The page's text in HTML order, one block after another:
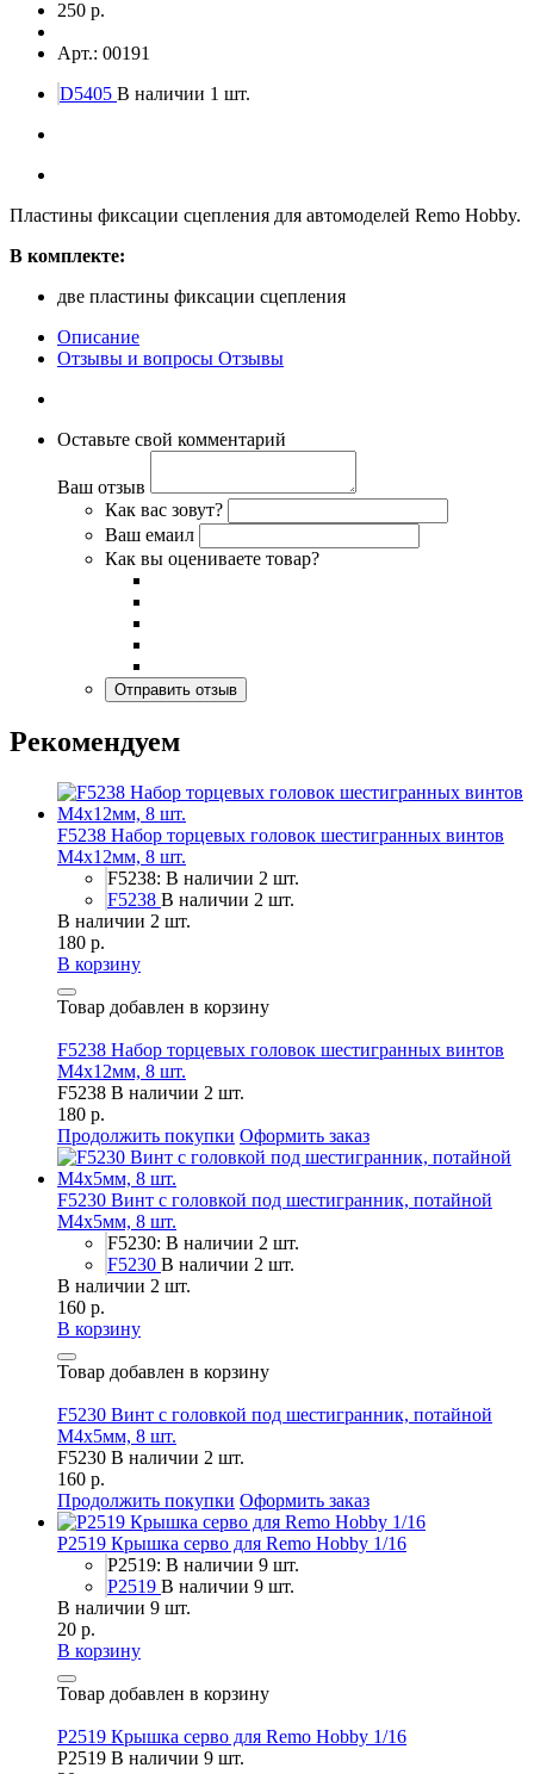
250 р.
Арт.: 00191
D5405 В наличии 1 шт.
Пластины фиксации сцепления для автомоделей Remo Hobby.
В комплекте:
две пластины фиксации сцепления
Описание
Отзывы и вопросы Отзывы
Оставьте свой комментарий
Ваш отзыв
Как вас зовут?
Ваш емаил
Как вы оцениваете товар?
Рекомендуем
F5238 Набор торцевых головок шестигранных винтов
M4x12мм, 8 шт.
F5238: В наличии 2 шт.
F5238 В наличии 2 шт.
В наличии 2 шт.
180 р.
В корзину
Товар добавлен в корзину
F5238 Набор торцевых головок шестигранных винтов
M4x12мм, 8 шт.
F5238 В наличии 2 шт.
180 р.
Продолжить покупки Оформить заказ
F5230 Винт с головкой под шестигранник, потайной
М4х5мм, 8 шт.
F5230: В наличии 2 шт.
F5230 В наличии 2 шт.
В наличии 2 шт.
160 р.
В корзину
Товар добавлен в корзину
F5230 Винт с головкой под шестигранник, потайной
М4х5мм, 8 шт.
F5230 В наличии 2 шт.
160 р.
Продолжить покупки Оформить заказ
P2519 Крышка серво для Remo Hobby 1/16
P2519: В наличии 9 шт.
P2519 В наличии 9 шт.
В наличии 9 шт.
20 р.
В корзину
Товар добавлен в корзину
P2519 Крышка серво для Remo Hobby 1/16
P2519 В наличии 9 шт.